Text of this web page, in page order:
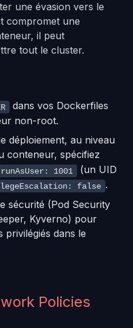
une évasion vers le
compromet une
il peut
tout le cluster.
dans vos Dockerfiles
non-root.
déploiement, au niveau
conteneur, spécifiez
runAsUser: 1001 (un UID
false .
sécurité (Pod Security
Kyverno) pour
privilégiés dans le
Policies